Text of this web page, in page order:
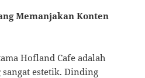
Memanjakan Konten
Hofland Cafe adalah
estetik. Dinding